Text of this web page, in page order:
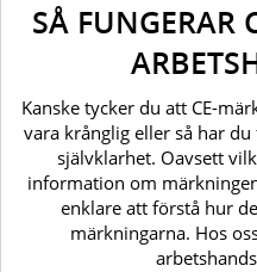
SÅ FUNGERAR
Kanske tycker du att CE-
vara krånglig eller så har
självklarhet. Oavsett
information om
enklare att förstå hur
märkningarna. Hos